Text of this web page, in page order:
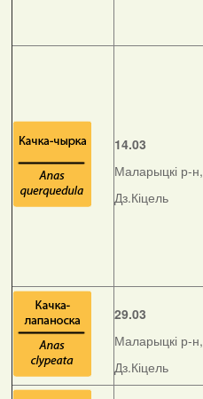
14.03
Маларыцкі р-н,
Дз.Кіцель
29.03
Маларыцкі р-н,
Дз.Кіцель